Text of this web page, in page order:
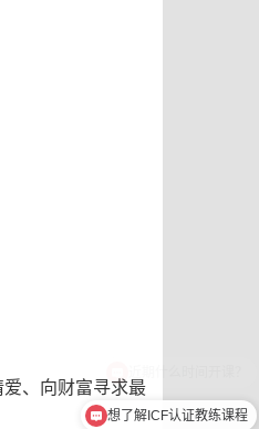
、向财富寻求最
想了解ICF认证教练课程